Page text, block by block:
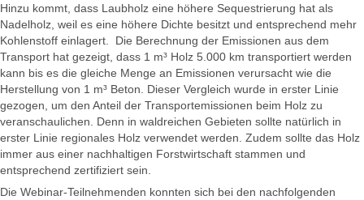
Hinzu kommt, dass Laubholz eine höhere Sequestrierung hat als
Nadelholz, weil es eine höhere Dichte besitzt und entsprechend mehr
Kohlenstoff einlagert. Die Berechnung der Emissionen aus dem
Transport hat gezeigt, dass 1 m³ Holz 5.000 km transportiert werden
kann bis es die gleiche Menge an Emissionen verursacht wie die
Herstellung von 1 m³ Beton. Dieser Vergleich wurde in erster Linie
gezogen, um den Anteil der Transportemissionen beim Holz zu
veranschaulichen. Denn in waldreichen Gebieten sollte natürlich in
erster Linie regionales Holz verwendet werden. Zudem sollte das Holz
immer aus einer nachhaltigen Forstwirtschaft stammen und
entsprechend zertifiziert sein.
Die Webinar-Teilnehmenden konnten sich bei den nachfolgenden